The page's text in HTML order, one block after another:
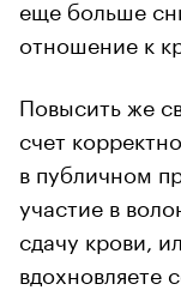
еще больше
отношение к
Повысить же
счет
в публичном
участие в
сдачу крови,
вдохновляете